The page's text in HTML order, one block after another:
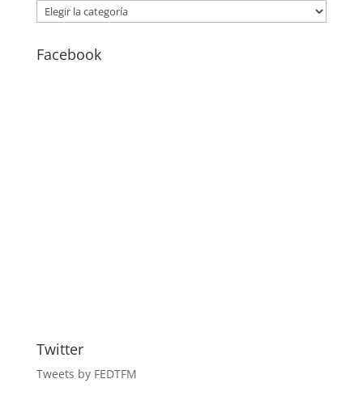
CATEGORÍAS
–
Facebook
Twitter
Tweets by FEDTFM